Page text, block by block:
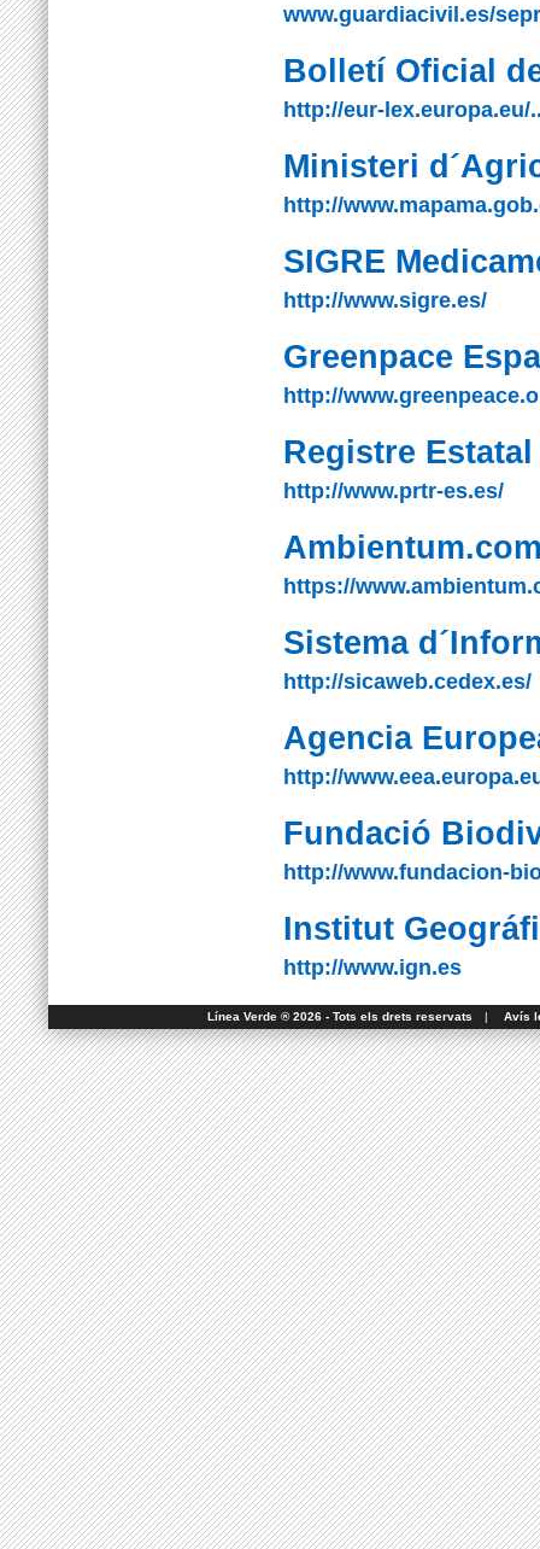
www.guardiacivil.es/
Bolletí Oficial
http://eur-lex.europa.eu/
Ministeri
http://
SIGRE
http://www.sigre.es/
Greenpace
http://
Registre
http://www.prtr-es.es/
https://
Sistema
http://sicaweb.cedex.es/
Agencia
http://
Fundació
http://www.fundacion-
Institut
http://www.ign.es
Línea Verde ® 2026 - Tots els drets reservats | Avís